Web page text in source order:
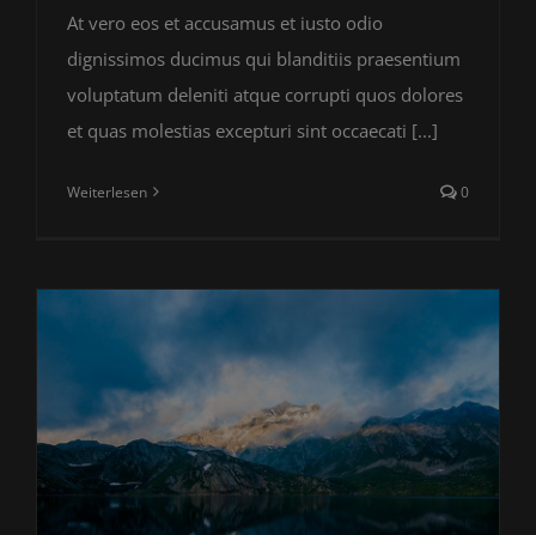
At vero eos et accusamus et iusto odio
dignissimos ducimus qui blanditiis praesentium
voluptatum deleniti atque corrupti quos dolores
et quas molestias excepturi sint occaecati [...]
Weiterlesen 0